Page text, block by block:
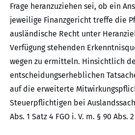
Frage heranzuziehen sei, ob ein
jeweilige Finanzgericht treffe die
ausländische Recht unter
Verfügung stehenden
wegen zu ermitteln. Hinsichtlich
entscheidungserheblichen
auf die erweiterte
Steuerpflichtigen bei
Abs. 1 Satz 4 FGO i. V. m. § 90 Abs. 2